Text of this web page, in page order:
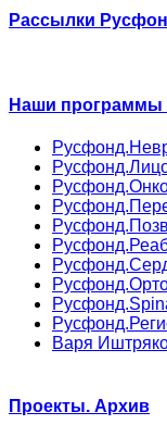
Рассылки
Наши
Варя
Проекты. Архив